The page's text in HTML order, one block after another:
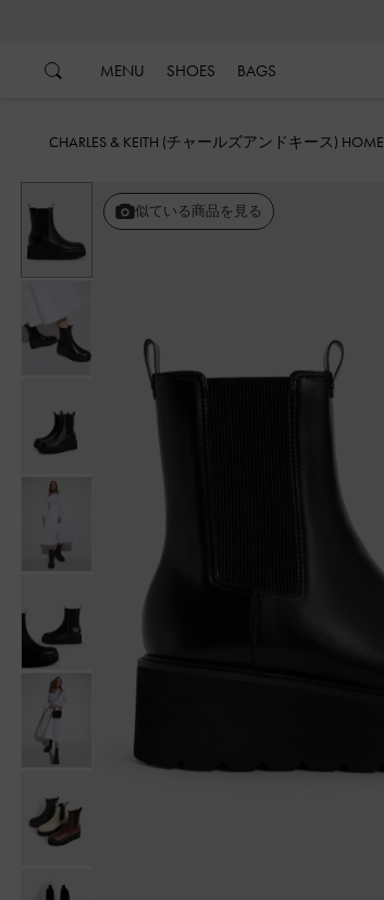
MENU SHOES BAGS
CHARLES & KEITH (チャールズアンドキース) HOME
似ている商品を見る